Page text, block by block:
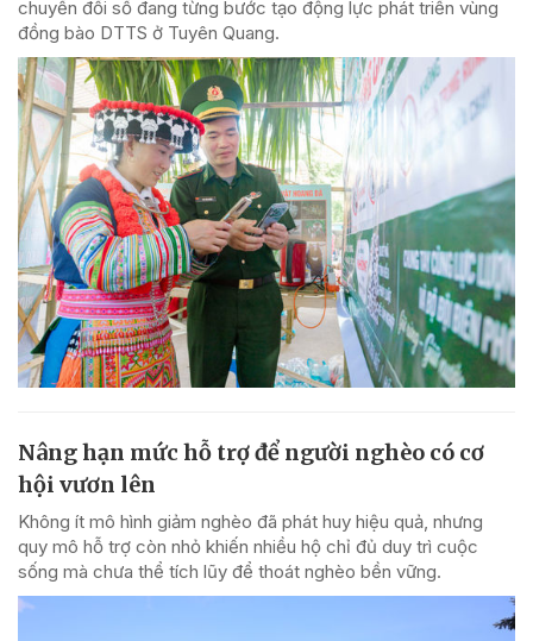
chuyển đổi số đang từng bước tạo động lực phát triển vùng
đồng bào DTTS ở Tuyên Quang.
Nâng hạn mức hỗ trợ để người nghèo có cơ
hội vươn lên
Không ít mô hình giảm nghèo đã phát huy hiệu quả, nhưng
quy mô hỗ trợ còn nhỏ khiến nhiều hộ chỉ đủ duy trì cuộc
sống mà chưa thể tích lũy để thoát nghèo bền vững.